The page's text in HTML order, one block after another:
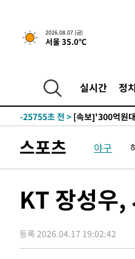
2026.08.07 (금)
서울 35.0℃
실시간 정치
-8841초 전 >[속보] 뉴욕증시,
-29905초 전 >
[속보]종합특검,
-26505초 전 >
-25755초 전 > [속보]'300억원
-23462초 전 >
[속보]경찰·노동
-23343초 전 >[속보]합수본, '투
-22894초 전 >[속보]삼성전자
-22848초 전 >[속보]코스피,
-20013초 전 >시리아 다마스쿠
스포츠 야구
KT 장성우
등록 2026.04.17 19:02:42